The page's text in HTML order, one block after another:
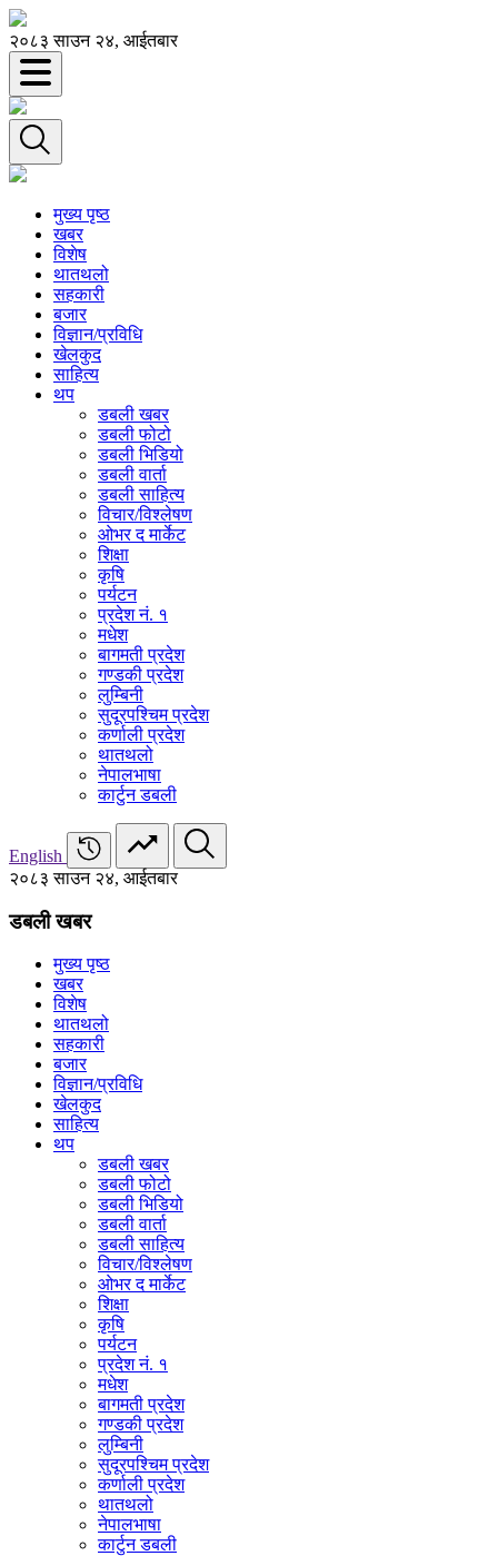
२०८३ साउन २४, आईतबार
मुख्य पृष्ठ
खबर
विशेष
थातथलो
सहकारी
बजार
विज्ञान/प्रविधि
खेलकुद
साहित्य
थप
डबली खबर
डबली फोटो
डबली भिडियो
डबली वार्ता
डबली साहित्य
विचार/विश्‍लेषण
ओभर द मार्केट
शिक्षा
कृषि
पर्यटन
प्रदेश नं. १
मधेश
बागमती प्रदेश
गण्डकी प्रदेश
लुम्बिनी
सुदूरपश्चिम प्रदेश
कर्णाली प्रदेश
थातथलो
नेपालभाषा
कार्टुन डबली
English
२०८३ साउन २४, आईतबार
डबली खबर
मुख्य पृष्ठ
खबर
विशेष
थातथलो
सहकारी
बजार
विज्ञान/प्रविधि
खेलकुद
साहित्य
थप
डबली खबर
डबली फोटो
डबली भिडियो
डबली वार्ता
डबली साहित्य
विचार/विश्‍लेषण
ओभर द मार्केट
शिक्षा
कृषि
पर्यटन
प्रदेश नं. १
मधेश
बागमती प्रदेश
गण्डकी प्रदेश
लुम्बिनी
सुदूरपश्चिम प्रदेश
कर्णाली प्रदेश
थातथलो
नेपालभाषा
कार्टुन डबली